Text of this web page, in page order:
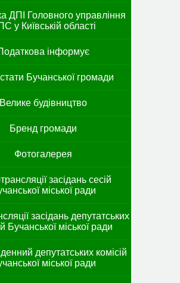
ДПІ Головного управління
у Київській області
інформує
Бучанської громади
Велике будівництво
Бренд громади
Фотогалерея
засідань сесій
міської ради
засідань депутатських
Бучанської міської ради
депутатських комісій
міської ради